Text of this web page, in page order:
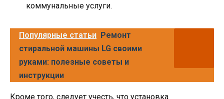
коммунальные услуги.
Популярные статьи Ремонт
стиральной машины LG своими
руками: полезные советы и
инструкции
Кроме того, следует учесть, что установка